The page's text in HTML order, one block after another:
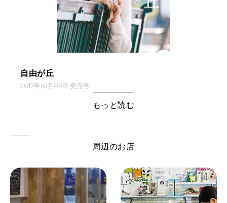
自由が丘
2017年10月05日 発売号
もっと読む
周辺のお店